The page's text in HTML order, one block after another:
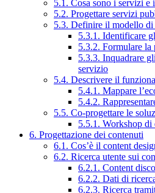
5.1. Cosa sono i servizi e
5.2. Progettare servizi
5.3. Definire il modello di
5.3.1. Identificare
5.3.2. Formulare la
5.3.3. Inquadrare
servizio
5.4. Descrivere il
5.4.1. Mappare
5.4.2.
5.5. Co-progettare le
5.5.1. Workshop di
6. Progettazione dei contenuti
6.1. Cos’è il content
6.2. Ricerca utente sui
6.2.1. Content
6.2.2. Dati di
6.2.3. Ricerca